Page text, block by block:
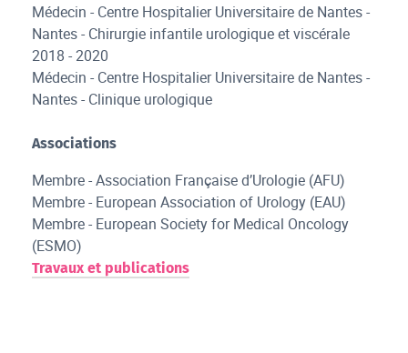
Médecin - Centre Hospitalier Universitaire de Nantes -
Nantes - Chirurgie infantile urologique et viscérale
2018 - 2020
Médecin - Centre Hospitalier Universitaire de Nantes -
Nantes - Clinique urologique
Associations
Membre - Association Française d’Urologie (AFU)
Membre - European Association of Urology (EAU)
Membre - European Society for Medical Oncology
(ESMO)
Travaux et publications